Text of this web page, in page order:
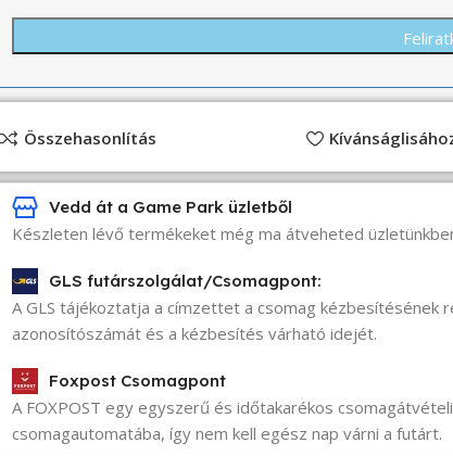
Összehasonlítás
Vedd át a Game Park üzletből
Készleten lévő termékeket még ma átveheted
GLS futárszolgálat/Csomagpont:
A GLS tájékoztatja a címzettet a csomag kézbesítésének
azonosítószámát és a kézbesítés várható idejét.
Foxpost Csomagpont
A FOXPOST egy egyszerű és időtakarékos
csomagautomatába, így nem kell egész nap várni a futárt.